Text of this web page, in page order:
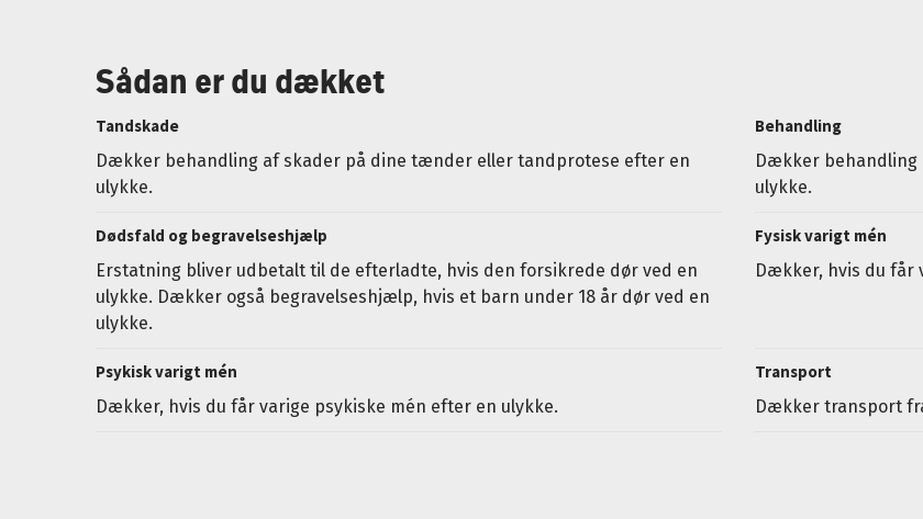
Sådan er du dækket
Tandskade
Dækker behandling af skader på dine tænder eller tandprotese efter en
ulykke.
Behandling
Dækker behandling
ulykke.
Dødsfald og begravelseshjælp
Erstatning bliver udbetalt til de efterladte, hvis den forsikrede dør ved en
ulykke. Dækker også begravelseshjælp, hvis et barn under 18 år dør ved en
ulykke.
Fysisk varigt mén
Dækker, hvis du får
Psykisk varigt mén
Dækker, hvis du får varige psykiske mén efter en ulykke.
Transport
Dækker transport